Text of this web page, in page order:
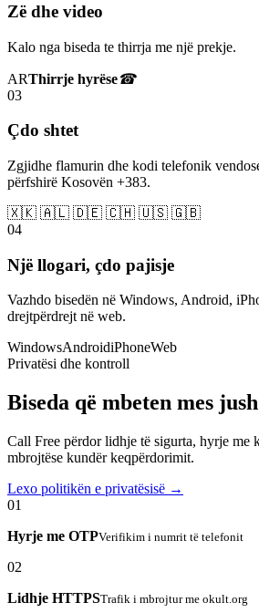
Zë dhe video
Kalo nga biseda te thirrja me një prekje.
ARThirrje hyrëse☎
03
Çdo shtet
Zgjidhe flamurin dhe kodi telefonik
përfshirë Kosovën +383.
🇽🇰 🇦🇱 🇩🇪 🇨🇭 🇺🇸 🇬🇧
04
Një llogari, çdo pajisje
Vazhdo bisedën në Windows, Android,
drejtpërdrejt në web.
WindowsAndroidiPhoneWeb
Privatësi dhe kontroll
Biseda që mbeten mes
Call Free përdor lidhje të sigurta, hyrje me
mbrojtëse kundër keqpërdorimit.
Lexo politikën e privatësisë →
01
Hyrje me OTPVerifikim i numrit të telefonit
02
Lidhje HTTPSTrafik i mbrojtur me okult.org